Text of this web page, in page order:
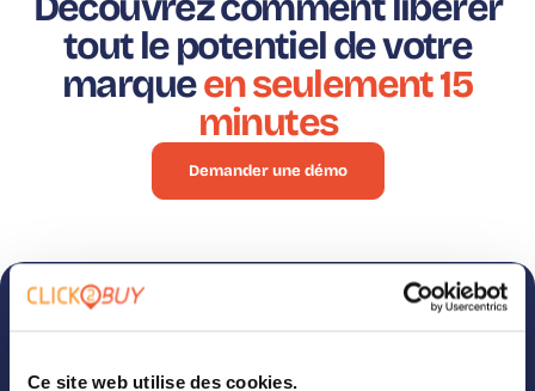
Ce site web utilise des cookies.
tout le potentiel de votre
marqueen seulement 15
minutes
Demander une démo
notre
LinkedIn